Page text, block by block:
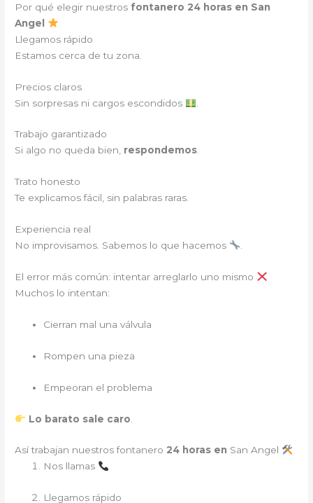
Por qué elegir nuestros fontanero 24 horas en San
Angel
Llegamos rápido
Estamos cerca de tu zona.
Precios claros
Sin sorpresas ni cargos escondidos
Trabajo garantizado
Si algo no queda bien, respondemos.
Trato honesto
Te explicamos fácil, sin palabras raras.
Experiencia real
No improvisamos. Sabemos lo que hacemos
El error más común: intentar arreglarlo uno mismo
Muchos lo intentan:
Cierran mal una válvula
Rompen una pieza
Empeoran el problema
Lo barato sale caro
Así trabajan nuestros fontanero 24 horas en San Angel
Nos llamas
Llegamos rápido